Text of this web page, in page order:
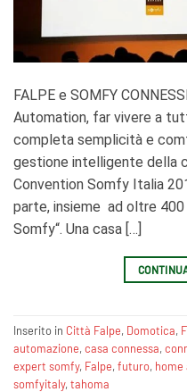
FALPE e SOMFY
Automation, far vivere a
completa semplicità e
gestione intelligente della
Convention Somfy Italia
parte, insieme ad oltre 400
Somfy“. Una casa […]
Inserito in Città Falpe, Domotica,
automazione,casa connessa,
expert somfy, Falpe,futuro,
somfyitaly,tahoma